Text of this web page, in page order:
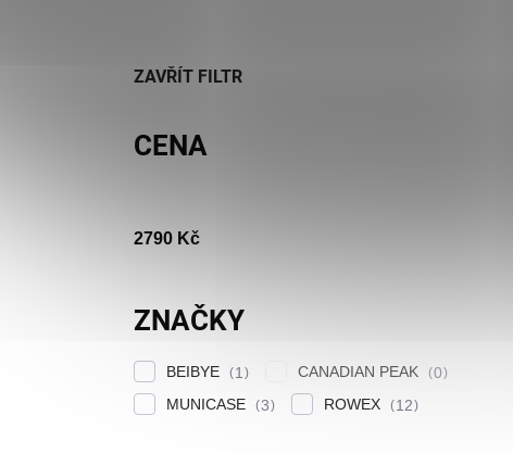
ZAVŘÍT FILTR
CENA
2790 Kč
ZNAČKY
BEIBYE 1 CANADIAN PEAK
0
MUNICASE
3 ROWEX 12